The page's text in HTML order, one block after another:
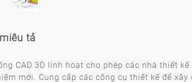
tả
CAD 3D linh hoạt cho phép các nhà thiết
mới. Cung cấp các công cụ thiết kế để